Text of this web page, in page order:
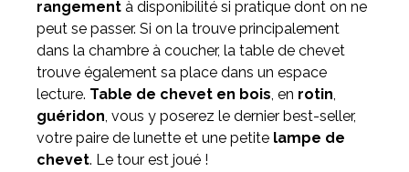
rangement à disponibilité si pratique dont on ne
peut se passer. Si on la trouve principalement
dans la chambre à coucher, la table de chevet
trouve également sa place dans un espace
lecture. Table de chevet en bois, en rotin,
guéridon, vous y poserez le dernier best-seller,
votre paire de lunette et une petite lampe de
chevet. Le tour est joué !